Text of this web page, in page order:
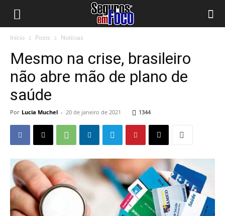
Início Posts Notícias
Mesmo na crise, brasileiro
não abre mão de plano de
saúde
Por Lucia Muchel - 20 de janeiro de 2021 1344